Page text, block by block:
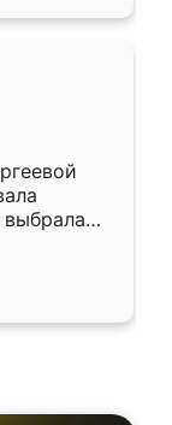
потом
объяснил
с
без
осталась
и ожидала.